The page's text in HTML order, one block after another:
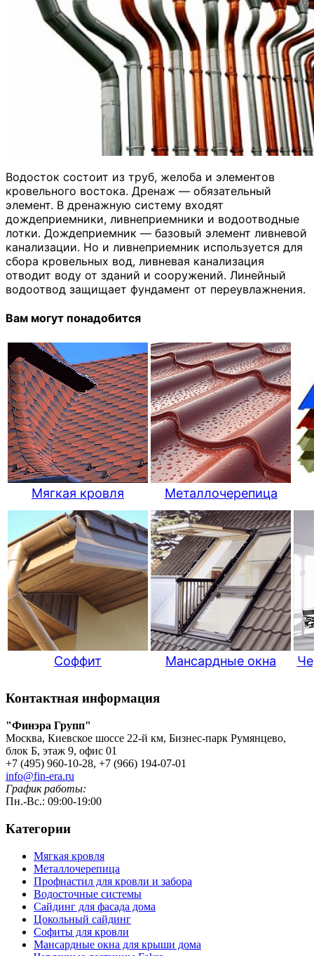
Водосток состоит из труб, желоба и элементов
кровельного востока. Дренаж — обязательный
элемент. В дренажную систему входят
дождеприемники, ливнеприемники и водоотводные
лотки. Дождеприемник — базовый элемент ливневой
канализации. Но и ливнеприемник используется для
сбора кровельных вод, ливневая канализация
отводит воду от зданий и сооружений. Линейный
водоотвод защищает фундамент от переувлажнения.
Вам могут понадобится
Мягкая кровля Металлочерепица
Соффит Мансардные окна
Контактная информация
"Финэра Групп"
Москва, Киевское шоссе 22-й км, Бизнес-парк Румянцево,
блок Б, этаж 9, офис 01
+7 (495) 960-10-28, +7 (966) 194-07-01
info@fin-era.ru
График работы:
Пн.-Вс.: 09:00-19:00
Категории
Мягкая кровля
Металлочерепица
Профнастил для кровли и забора
Водосточные системы
Сайдинг для фасада дома
Цокольный сайдинг
Софиты для кровли
Мансардные окна для крыши дома